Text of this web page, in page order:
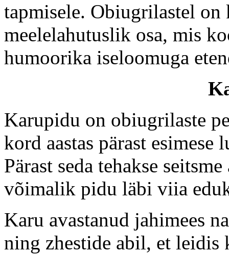
tapmisele. Obiugrilastel
meelelahutuslik osa, mis
humoorika iseloomuga
Karupidu on obiugrilaste
kord aastas pärast esimese
Pärast seda tehakse
võimalik pidu läbi viia
Karu avastanud jahimees
ning zhestide abil, et leidis